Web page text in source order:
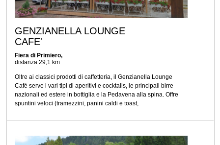
GENZIANELLA LOUNGE
CAFE'
Fiera di Primiero,
distanza 29,1 km
Oltre ai classici prodotti di caffetteria, il Genzianella Lounge
Cafè serve i vari tipi di aperitivi e cocktails, le principali birre
nazionali ed estere in bottiglia e la Pedavena alla spina. Offre
spuntini veloci (tramezzini, panini caldi e toast,